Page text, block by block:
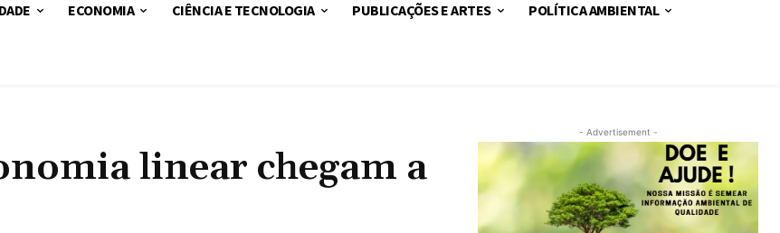
ECONOMIA CIÊNCIA E TECNOLOGIA PUBLICAÇÕES E ARTES POLÍTICA AMBIENTAL
linear chegam a
- Advertisement -